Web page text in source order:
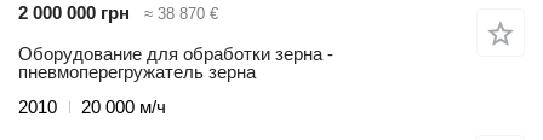
2 000 000 грн
≈ 38 870 €
Оборудование для обработки зерна -
пневмоперегружатель зерна
2010
20 000 м/ч